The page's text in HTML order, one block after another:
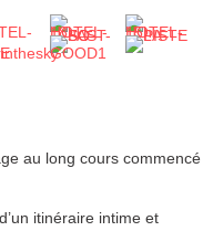
au long cours commencé
itinéraire intime et